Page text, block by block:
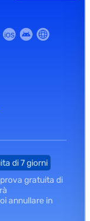
di 7 giorni
gratuita di
annullare in